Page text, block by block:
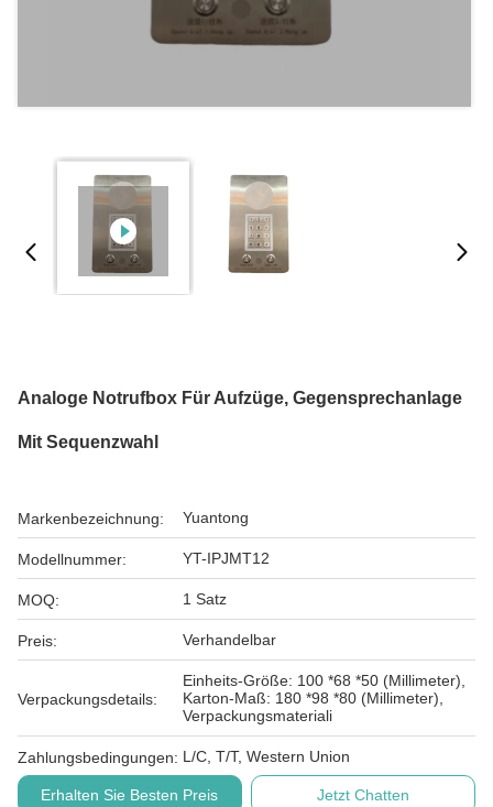
Analoge Notrufbox Für Aufzüge, Gegensprechanlage
Mit Sequenzwahl
Markenbezeichnung: Yuantong
Modellnummer: YT-IPJMT12
MOQ: 1 Satz
Preis: Verhandelbar
Verpackungsdetails:
Einheits-Größe: 100 *68 *50 (Millimeter),
Karton-Maß: 180 *98 *80 (Millimeter),
Verpackungsmateriali
Zahlungsbedingungen: L/C, T/T, Western Union
Erhalten Sie Besten Preis Jetzt Chatten